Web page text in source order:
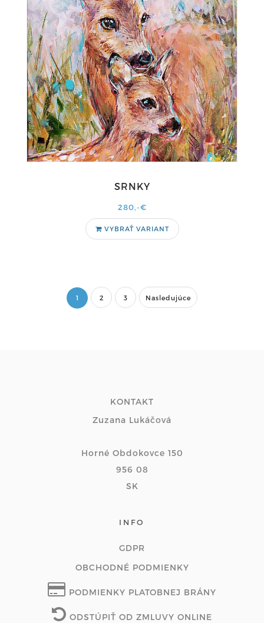
SRNKY
280,-€
VYBRAŤ VARIANT
1 2 3 Nasledujúce
KONTAKT
Zuzana Lukáčová
Horné Obdokovce 150
956 08
SK
INFO
GDPR
OBCHODNÉ PODMIENKY
PODMIENKY PLATOBNEJ BRÁNY
ODSTÚPIŤ OD ZMLUVY ONLINE